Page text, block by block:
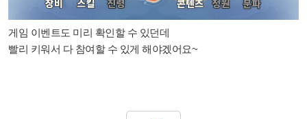
게임 이벤트도 미리 확인할 수 있던데
빨리 키워서 다 참여할 수 있게 해야겠어요~